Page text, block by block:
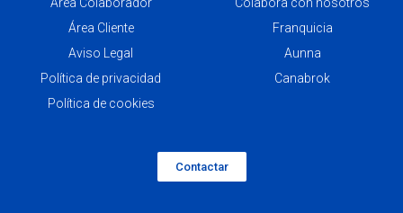
Área Colaborador
Área Cliente
Aviso Legal
Política de privacidad
Política de cookies
Colabora con nosotros
Franquicia
Aunna
Canabrok
Contactar